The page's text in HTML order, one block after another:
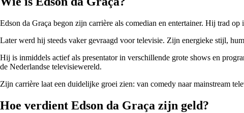
Edson da Graça begon zijn carrière als comedian en entertainer. Hij trad
Later werd hij steeds vaker gevraagd voor televisie. Zijn energieke stijl,
Hij is inmiddels actief als presentator in verschillende grote shows en
de Nederlandse televisiewereld.
Zijn carrière laat een duidelijke groei zien: van comedy naar mainstream
Hoe verdient Edson da Graça zijn geld?